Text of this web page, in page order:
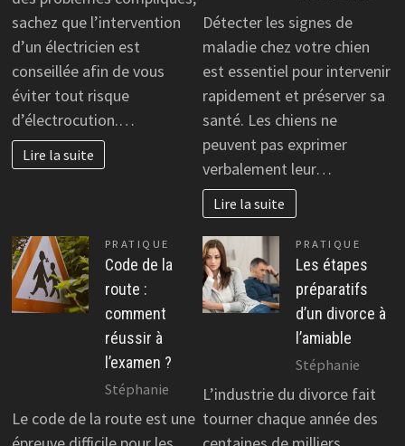
sachez que l’intervention
d’un électricien est
conseillée afin de vous
éviter tout risque
d’électrocution.…
Lire la suite
Détecter les signes de
maladie chez votre chien
est essentiel pour intervenir
rapidement et préserver sa
santé. Les chiens ne
peuvent pas exprimer
verbalement leur…
Lire la suite
PRATIQUE
Code de la
route :
comment
réussir à
l’examen ?
Stéphanie
Le code de la route est une
PRATIQUE
Les étapes
préparatifs
d’un divorce à
l’amiable
Stéphanie
L’industrie du divorce fait
tourner chaque année des